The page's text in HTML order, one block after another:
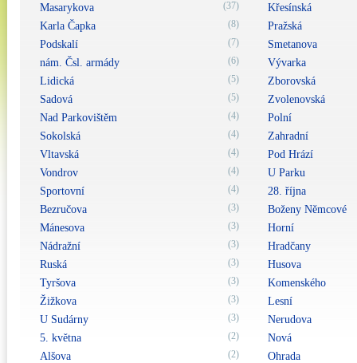
Masarykova (37)
Karla Čapka (8)
Podskalí (7)
nám. Čsl. armády (6)
Lidická (5)
Sadová (5)
Nad Parkovištěm (4)
Sokolská (4)
Vltavská (4)
Vondrov (4)
Sportovní (4)
Bezručova (3)
Mánesova (3)
Nádražní (3)
Ruská (3)
Tyršova (3)
Žižkova (3)
U Sudárny (3)
5. května (2)
Alšova (2)
Křesínská
Pražská
Smetanova
Vývarka
Zborovská
Zvolenovská
Polní
Zahradní
Pod Hrází
U Parku
28. října
Boženy Němcové
Horní
Hradčany
Husova
Komenského
Lesní
Nerudova
Nová
Ohrada